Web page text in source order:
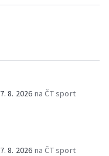
7. 8. 2026 na ČT sport
7. 8. 2026 na ČT sport